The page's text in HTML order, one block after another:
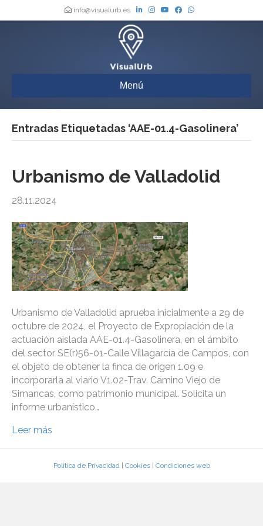
info@visualurb.es
Menú
Entradas Etiquetadas ‘AAE-01.4-Gasolinera’
Urbanismo de Valladolid
28.11.2024
Urbanismo de Valladolid aprueba inicialmente a 29 de
octubre de 2024, el Proyecto de Expropiación de la
actuación aislada AAE-01.4-Gasolinera, en el ámbito
del sector SE(r)56-01-Calle Villagarcía de Campos, con
el objeto de obtener la finca de origen 1.09 e
incorporarla al viario V1.02-Trav. Camino Viejo de
Simancas, como patrimonio municipal. Solicita un
informe urbanístico…
Leer más
Política de Privacidad| Cookies| Condiciones web